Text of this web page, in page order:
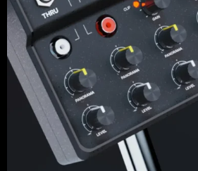
Ingeniería de